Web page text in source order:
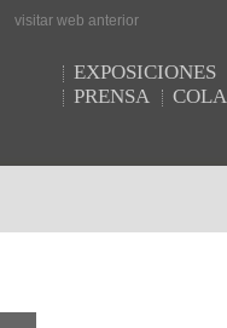
visitar web anterior
EXPOSICIONES
PRENSA